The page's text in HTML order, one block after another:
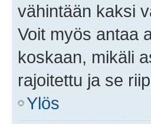
vähintään kaksi
Voit myös antaa
koskaan, mikäli
rajoitettu ja se
Ylös